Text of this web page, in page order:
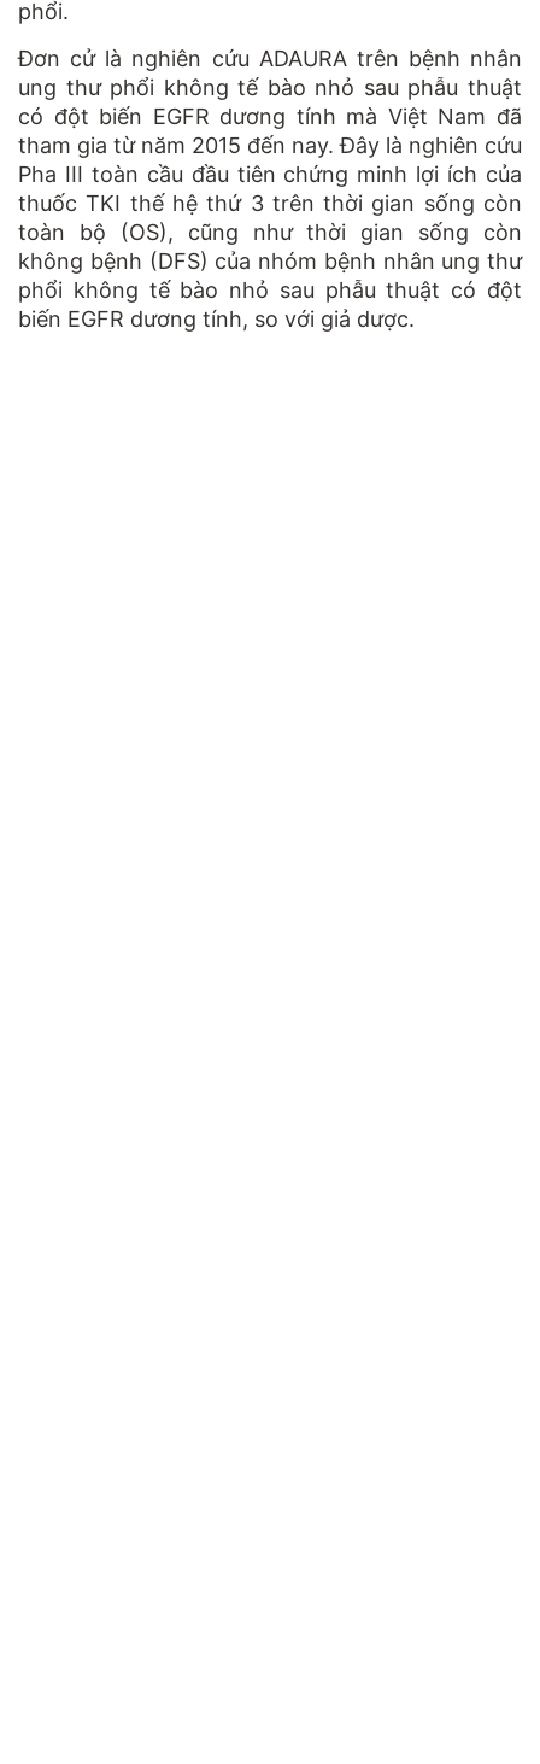
phổi.
Đơn cử là nghiên cứu ADAURA trên bệnh nhân
ung thư phổi không tế bào nhỏ sau phẫu thuật
có đột biến EGFR dương tính mà Việt Nam đã
tham gia từ năm 2015 đến nay. Đây là nghiên cứu
Pha III toàn cầu đầu tiên chứng minh lợi ích của
thuốc TKI thế hệ thứ 3 trên thời gian sống còn
toàn bộ (OS), cũng như thời gian sống còn
không bệnh (DFS) của nhóm bệnh nhân ung thư
phổi không tế bào nhỏ sau phẫu thuật có đột
biến EGFR dương tính, so với giả dược.